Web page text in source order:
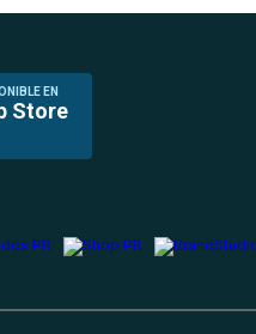
EN
Store